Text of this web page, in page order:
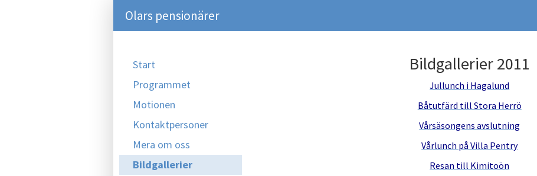
Olars pensionärer
Start
Programmet
Motionen
Kontaktpersoner
Mera om oss
Bildgallerier
Bildgallerier 2011
Jullunch i Hagalund
Båtutfärd till Stora Herrö
Vårsäsongens avslutning
Vårlunch på Villa Pentry
Resan till Kimitoön